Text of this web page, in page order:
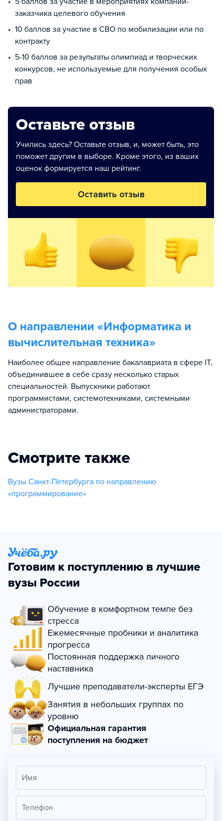
заказчика целевого обучения
10 баллов за участие в СВО по мобилизации или по
контракту
5-10 баллов за результаты олимпиад и творческих
конкурсов, не используемые для получения особых
прав
Оставьте отзыв
Учились здесь? Оставьте отзыв, и, может быть, это
поможет другим в выборе. Кроме этого, из ваших
оценок формируется наш рейтинг.
Оставить отзыв
О направлении «Информатика и
вычислительная техника»
Наиболее общее направление бакалавриата в сфере IT,
объединившее в себе сразу несколько старых
специальностей. Выпускники работают
программистами, системотехниками, системными
администраторами.
Смотрите также
Вузы Санкт-Петербурга по направлению
«программирование»
Готовим к поступлению в лучшие
вузы России
Обучение в комфортном темпе без
стресса
Ежемесячные пробники и аналитика
прогресса
Постоянная поддержка личного
наставника
Лучшие преподаватели-эксперты ЕГЭ
Занятия в небольших группах по
уровню
Официальная гарантия
поступления на бюджет
Имя
Телефон